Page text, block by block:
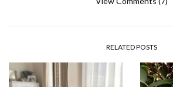
RELATED POSTS